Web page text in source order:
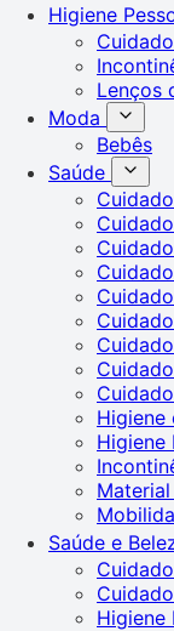
Higiene
Lenços
Moda
Bebês
Saúde
Higiene
Higiene
Saúde e
Higiene